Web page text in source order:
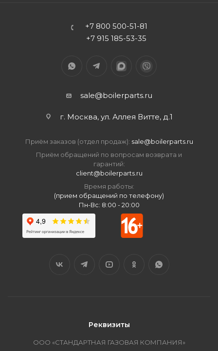
+7 800 500-51-81
+7 915 185-53-35
sale@boilerparts.ru
г. Москва, ул. Аллея Витте, д.1
Приём заказов (отдел продаж): sale@boilerparts.ru
Приём обращений по вопросам возврата и
гарантий:
client@boilerparts.ru
Время работы:
(прием обращений по телефону)
Пн-Вс: 8:00 - 20:00
Реквизиты
ООО «СТАНДАРТНАЯ ГАЗОВАЯ КОМПАНИЯ»